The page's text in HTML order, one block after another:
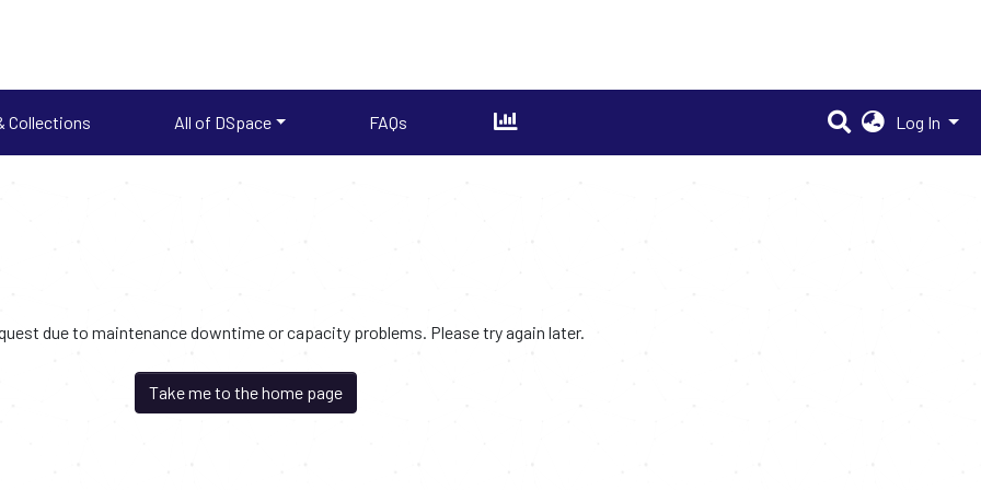
Collections All of DSpace FAQs Log In
due to maintenance downtime or capacity problems. Please try again later.
Take me to the home page